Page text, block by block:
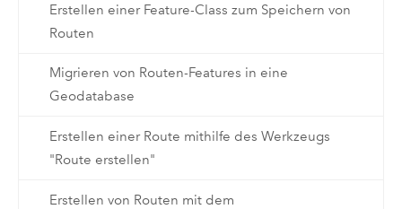
Erstellen einer Feature-Class zum Speichern von
Routen
Migrieren von Routen-Features in eine
Geodatabase
Erstellen einer Route mithilfe des Werkzeugs
"Route erstellen"
Erstellen von Routen mit dem